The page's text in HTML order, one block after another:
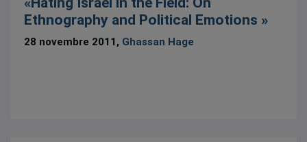
Ethnography and Political Emotions »
28 novembre 2011, Ghassan Hage